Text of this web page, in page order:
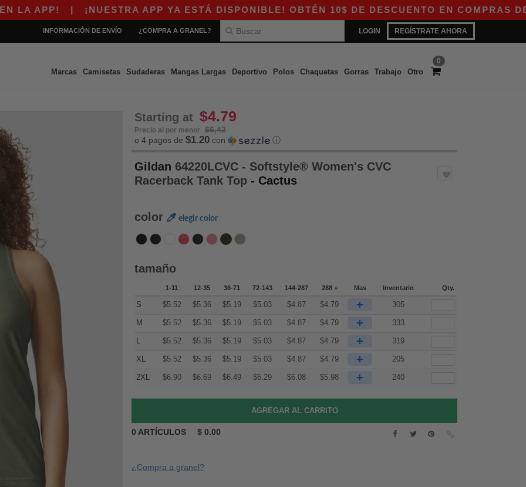
|¡NUESTRA APP YA ESTÁ DISPONIBLE! OBTÉN 10$ DE DESCUENTO EN COMPRAS DE 80$
LOGIN REGÍSTRATE AHORA
INFORMACIÓN DE ENVÍO ¿COMPRA A GRANEL?
0
Marcas Camisetas Sudaderas Mangas Largas Deportivo Polos Chaquetas Gorras Trabajo Otro
Starting at $4.79
Precio al por menor
$6,42
o 4 pagos de $1.20 con ⓘ
Gildan 64220LCVC - Softstyle® Women's CVC
Racerback Tank Top - Cactus
color elegir color
tamaño
1-11 12-35 36-71 72-143 144-287 288 + Mas Inventario Qty.
S $5.52 $5.36 $5.19 $5.03 $4.87 $4.79 + 305
M $5.52 $5.36 $5.19 $5.03 $4.87 $4.79 + 333
L $5.52 $5.36 $5.19 $5.03 $4.87 $4.79 + 319
XL $5.52 $5.36 $5.19 $5.03 $4.87 $4.79 + 205
2XL $6.90 $6.69 $6.49 $6.29 $6.08 $5.98 + 240
0 ARTÍCULOS $ 0.00
¿Compra a granel?